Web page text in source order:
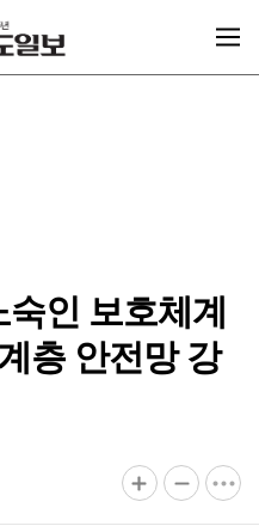
인 보호체계
층 안전망 강